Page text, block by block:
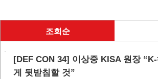
조회순
[DEF CON 34] 이상중 KISA 원장
게 뒷받침할 것”